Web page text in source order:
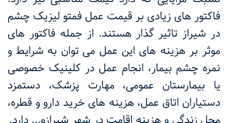
فاکتور های زیادی بر قیمت عمل فمتو لیزیک چشم
در شیراز تاثیر گذار هستند. از جمله فاکتور های
موثر بر هزینه های این عمل می توان به شرایط و
نمره چشم بیمار، انجام عمل در کلینیک خصوصی
یا بیمارستان عمومی، مهارت پزشک، دستمزد
دستیاران اتاق عمل، هزینه های خرید دارو و قطره،
محل زندگی و هزینه اقامت در شهر شیرازو... دارد.